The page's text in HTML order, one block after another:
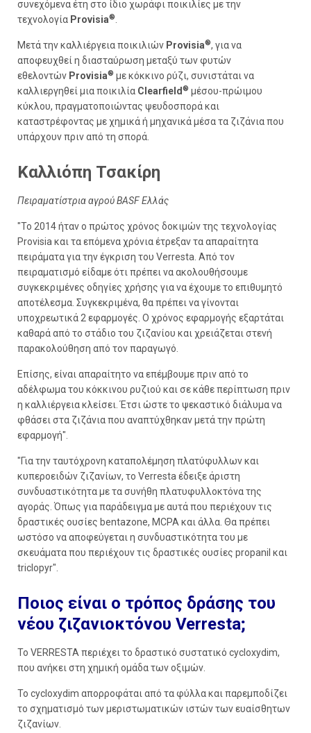
συνεχόμενα έτη στο ίδιο χωράφι ποικιλίες με την
τεχνολογία Provisia®
Μετά την καλλιέργεια ποικιλιών Provisia®, για να
αποφευχθεί η διασταύρωση μεταξύ των φυτών
εθελοντών Provisia® με κόκκινο ρύζι, συνιστάται να
καλλιεργηθεί μια ποικιλία Clearfield ® μέσου-πρώιμου
κύκλου, πραγματοποιώντας ψευδοσπορά και
καταστρέφοντας με χημικά ή μηχανικά μέσα τα ζιζάνια που
υπάρχουν πριν από τη σπορά.
Καλλιόπη Τσακίρη
Πειραματίστρια αγρού BASF Ελλάς
"Το 2014 ήταν ο πρώτος χρόνος δοκιμών της τεχνολογίας
Provisia και τα επόμενα χρόνια έτρεξαν τα απαραίτητα
πειράματα για την έγκριση του Verresta. Από τον
πειραματισμό είδαμε ότι πρέπει να ακολουθήσουμε
συγκεκριμένες οδηγίες χρήσης για να έχουμε το επιθυμητό
αποτέλεσμα. Συγκεκριμένα, θα πρέπει να γίνονται
υποχρεωτικά 2 εφαρμογές. Ο χρόνος εφαρμογής εξαρτάται
καθαρά από το στάδιο του ζιζανίου και χρειάζεται στενή
παρακολούθηση από τον παραγωγό.
Επίσης, είναι απαραίτητο να επέμβουμε πριν από το
αδέλφωμα του κόκκινου ρυζιού και σε κάθε περίπτωση πριν
η καλλιέργεια κλείσει. Έτσι ώστε το ψεκαστικό διάλυμα να
φθάσει στα ζιζάνια που αναπτύχθηκαν μετά την πρώτη
εφαρμογή".
"Για την ταυτόχρονη καταπολέμηση πλατύφυλλων και
κυπεροειδών ζιζανίων, το Verresta έδειξε άριστη
συνδυαστικότητα με τα συνήθη πλατυφυλλοκτόνα της
αγοράς. Όπως για παράδειγμα με αυτά που περιέχουν τις
δραστικές ουσίες bentazone, MCPA και άλλα. Θα πρέπει
ωστόσο να αποφεύγεται η συνδυαστικότητα του με
σκευάματα που περιέχουν τις δραστικές ουσίες propanil και
triclopyr".
Ποιος είναι ο τρόπος δράσης του
νέου ζιζανιοκτόνου Verresta;
To VERRESTA περιέχει το δραστικό συστατικό cycloxydim,
που ανήκει στη χημική ομάδα των οξιμών.
Το cycloxydim απορροφάται από τα φύλλα και παρεμποδίζει
το σχηματισμό των μεριστωματικών ιστών των ευαίσθητων
ζιζανίων.